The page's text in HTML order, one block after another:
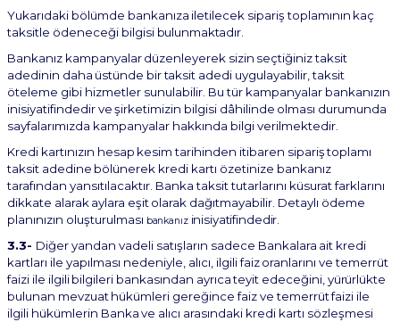
Yukarıdaki bölümde bankanıza iletilecek sipariş toplamının kaç
taksitle ödeneceği bilgisi bulunmaktadır.
Bankanız kampanyalar düzenleyerek sizin seçtiğiniztaksit
adedinin daha üstünde birtaksit adedi uygulayabilir, taksit
öteleme gibi hizmetler sunulabilir. Bu tür kampanyalar bankanızın
inisiyatifindedirve şirketimizin bilgisi dâhilinde olması durumunda
sayfalarımızda kampanyalar hakkında bilgi verilmektedir.
Kredi kartınızın hesap kesim tarihinden itibaren sipariş toplamı
taksit adedine bölünerek kredi kartı özetinize bankanız
tarafından yansıtılacaktır. Banka taksit tutarlarını küsurat farklarını
dikkate alarak aylara eşitolarak dağıtmayabilir. Detaylı ödeme
planınızın oluşturulması bankanız inisiyatifindedir.
3.3- Diğeryandan vadeli satışların sadece Bankalara ait kredi
kartları ile yapılması nedeniyle, alıcı, ilgilifaiz oranlarını ve temerrüt
faizi ile ilgili bilgileri bankasından ayrıca teyit edeceğini, yürürlükte
bulunan mevzuat hükümleri gereğince faizve temerrütfaizi ile
ilgili hükümlerin Banka ve alıcı arasındaki kredi kartı sözleşmesi